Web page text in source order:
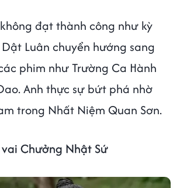
đạt thành công như kỳ
Luân chuyển hướng sang
phim như Trường Ca Hành
Anh thực sự bứt phá nhờ
trong Nhất Niệm Quan Sơn.
Chưởng Nhật Sứ